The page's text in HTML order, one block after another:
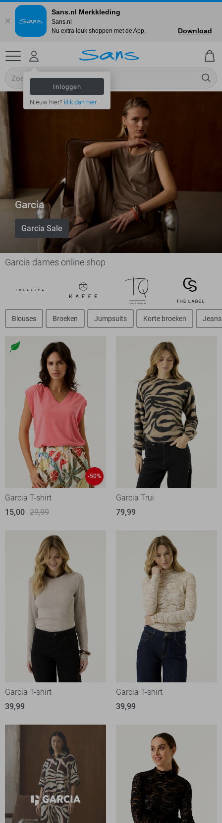
Inloggen
Nieuw hier? klik dan hier
Garcia
Garcia Sale
Garcia dames online shop
Blouses Broeken Jumpsuits Korte broeken Jeans
-50%
Garcia T-shirt
15,00 29,99
Garcia Trui
79,99
Garcia T-shirt
39,99
Garcia T-shirt
39,99
Sans.nl Merkkleding
Sans.nl
Nu extra leuk shoppen met de App.
Download